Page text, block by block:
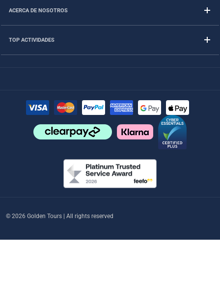
ACERCA DE NOSOTROS
TOP ACTIVIDADES
© 2026 Golden Tours | All rights reserved